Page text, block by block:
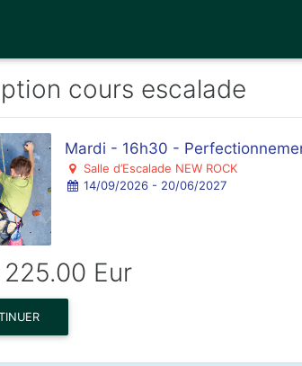
cours escalade
Mardi - 16h30 -
Salle d’Escalade NEW ROCK
14/09/2026 - 20/06/2027
Eur